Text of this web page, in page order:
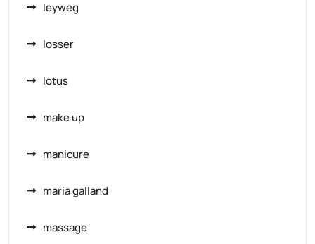
leyweg
losser
lotus
make up
manicure
maria galland
massage